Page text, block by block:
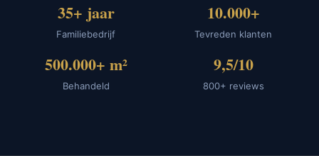
35+ jaar
Familiebedrijf
10.000+
Tevreden klanten
500.000+ m²
Behandeld
9,5/10
800+ reviews